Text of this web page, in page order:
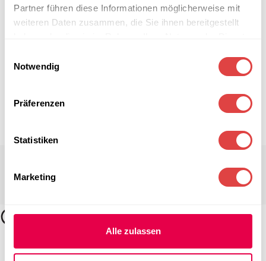
Partner führen diese Informationen möglicherweise mit
weiteren Daten zusammen, die Sie ihnen bereitgestellt
Notwendig
Präferenzen
Statistiken
Marketing
Alle zulassen